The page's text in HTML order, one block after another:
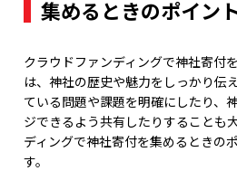
集めるときのポイント
クラウドファンディングで神社寄付
は、神社の歴史や魅力をしっかり伝
ている問題や課題を明確にしたり、
ジできるよう共有したりすることも
ディングで神社寄付を集めるときの
す。